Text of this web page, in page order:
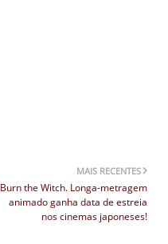
MAIS RECENTES
Burn the Witch. Longa-metragem
animado ganha data de estreia
nos cinemas japoneses!